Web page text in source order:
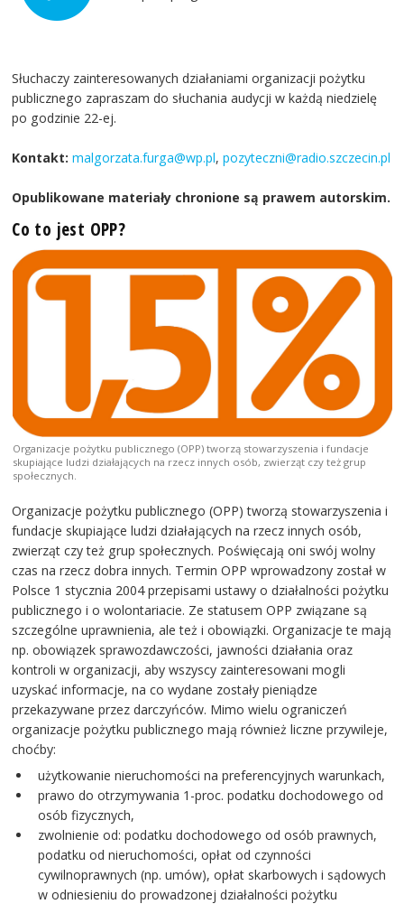
Słuchaczy zainteresowanych działaniami organizacji pożytku
publicznego zapraszam do słuchania audycji w każdą niedzielę
po godzinie 22-ej.
Kontakt: malgorzata.furga@wp.pl,pozyteczni@radio.szczecin.pl
Opublikowane materiały chronione są prawem autorskim.
Co to jest OPP?
Organizacje pożytku publicznego (OPP) tworzą stowarzyszenia i fundacje
skupiające ludzi działających na rzecz innych osób, zwierząt czy też grup
społecznych.
Organizacje pożytku publicznego (OPP) tworzą stowarzyszenia i
fundacje skupiające ludzi działających na rzecz innych osób,
zwierząt czy też grup społecznych. Poświęcają oni swój wolny
czas na rzecz dobra innych. Termin OPP wprowadzony został w
Polsce 1 stycznia 2004 przepisami ustawy o działalności pożytku
publicznego i o wolontariacie. Ze statusem OPP związane są
szczególne uprawnienia, ale też i obowiązki. Organizacje te mają
np. obowiązek sprawozdawczości, jawności działania oraz
kontroli w organizacji, aby wszyscy zainteresowani mogli
uzyskać informacje, na co wydane zostały pieniądze
przekazywane przez darczyńców. Mimo wielu ograniczeń
organizacje pożytku publicznego mają również liczne przywileje,
choćby:
użytkowanie nieruchomości na preferencyjnych warunkach,
prawo do otrzymywania 1-proc. podatku dochodowego od
osób fizycznych,
zwolnienie od: podatku dochodowego od osób prawnych,
podatku od nieruchomości, opłat od czynności
cywilnoprawnych (np. umów), opłat skarbowych i sądowych
w odniesieniu do prowadzonej działalności pożytku